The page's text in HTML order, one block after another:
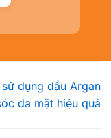
sử dụng dầu Argan
da mặt hiệu quả